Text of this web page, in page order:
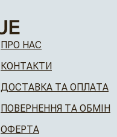
ПРО НАС
КОНТАКТИ
ДОСТАВКА ТА ОПЛАТА
ПОВЕРНЕННЯ ТА ОБМІН
ОФЕРТА